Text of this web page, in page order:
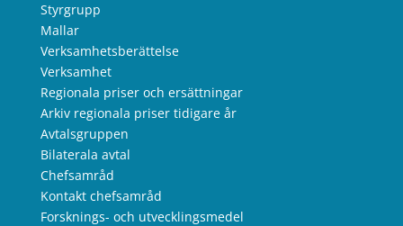
Styrgrupp
Mallar
Verksamhetsberättelse
Verksamhet
Regionala priser och ersättningar
Arkiv regionala priser tidigare år
Avtalsgruppen
Bilaterala avtal
Chefsamråd
Kontakt chefsamråd
Forsknings- och utvecklingsmedel